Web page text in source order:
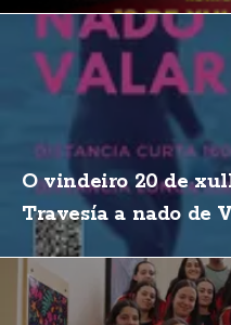
O vindeiro 20 de
Travesía a nado de